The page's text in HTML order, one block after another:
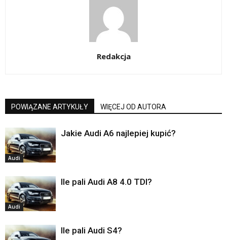
Redakcja
POWIĄZANE ARTYKUŁY WIĘCEJ OD AUTORA
Audi
Jakie Audi A6 najlepiej kupić?
Audi
Ile pali Audi A8 4.0 TDI?
Ile pali Audi S4?